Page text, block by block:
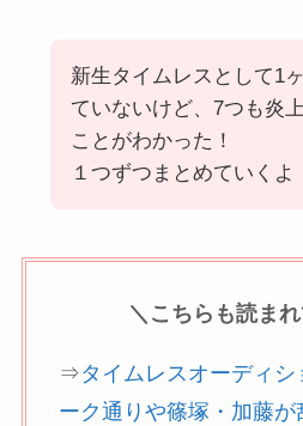
新生タイムレスとして1
ていないけど、7つも炎
ことがわかった！
１つずつまとめていくよ
＼こちらも読ま
⇒タイムレスオーディシ
ーク通りや篠塚・加藤が